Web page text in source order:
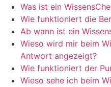
Was ist ein
Wie funktioniert die
Ab wann ist ein
Wieso wird mir beim
Antwort angezeigt?
Wie funktioniert der
Wieso sehe ich beim